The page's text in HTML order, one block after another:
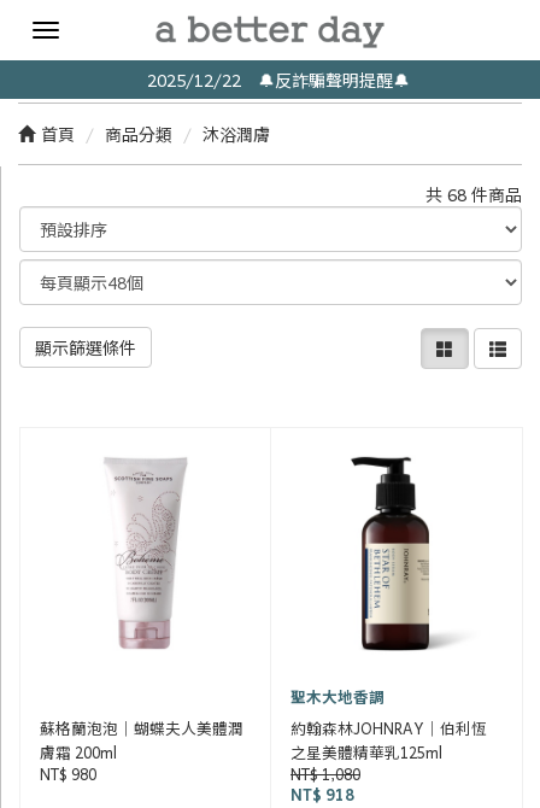
Toggle
navigation
2025/12/22 🔔反詐騙聲明提醒🔔
首頁 商品分類 沐浴潤膚
共 68 件商品
顯示篩選條件
蘇格蘭泡泡｜蝴蝶夫人美體潤
膚霜 200ml
NT$ 980
聖木大地香調
約翰森林JOHNRAY｜伯利恆
之星美體精華乳125ml
NT$ 1,080
NT$ 918